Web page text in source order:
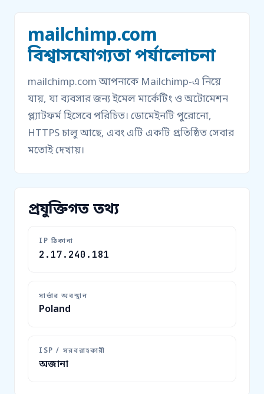
mailchimp.com
বিশ্বাসযোগ্যতা পর্যালোচনা
mailchimp.com আপনাকে Mailchimp-এ নিয়ে
যায়, যা ব্যবসার জন্য ইমেল মার্কেটিং ও অটোমেশন
প্ল্যাটফর্ম হিসেবে পরিচিত। ডোমেইনটি পুরোনো,
HTTPS চালু আছে, এবং এটি একটি প্রতিষ্ঠিত সেবার
মতোই দেখায়।
প্রযুক্তিগত তথ্য
IP ঠিকানা
2.17.240.181
সার্ভার অবস্থান
Poland
ISP / সরবরাহকারী
অজানা